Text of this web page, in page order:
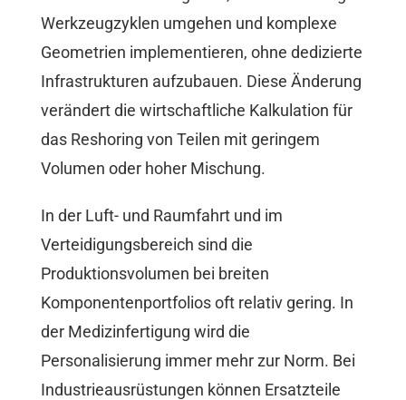
Werkzeugzyklen umgehen und komplexe
Geometrien implementieren, ohne dedizierte
Infrastrukturen aufzubauen. Diese Änderung
verändert die wirtschaftliche Kalkulation für
das Reshoring von Teilen mit geringem
Volumen oder hoher Mischung.
In der Luft- und Raumfahrt und im
Verteidigungsbereich sind die
Produktionsvolumen bei breiten
Komponentenportfolios oft relativ gering. In
der Medizinfertigung wird die
Personalisierung immer mehr zur Norm. Bei
Industrieausrüstungen können Ersatzteile